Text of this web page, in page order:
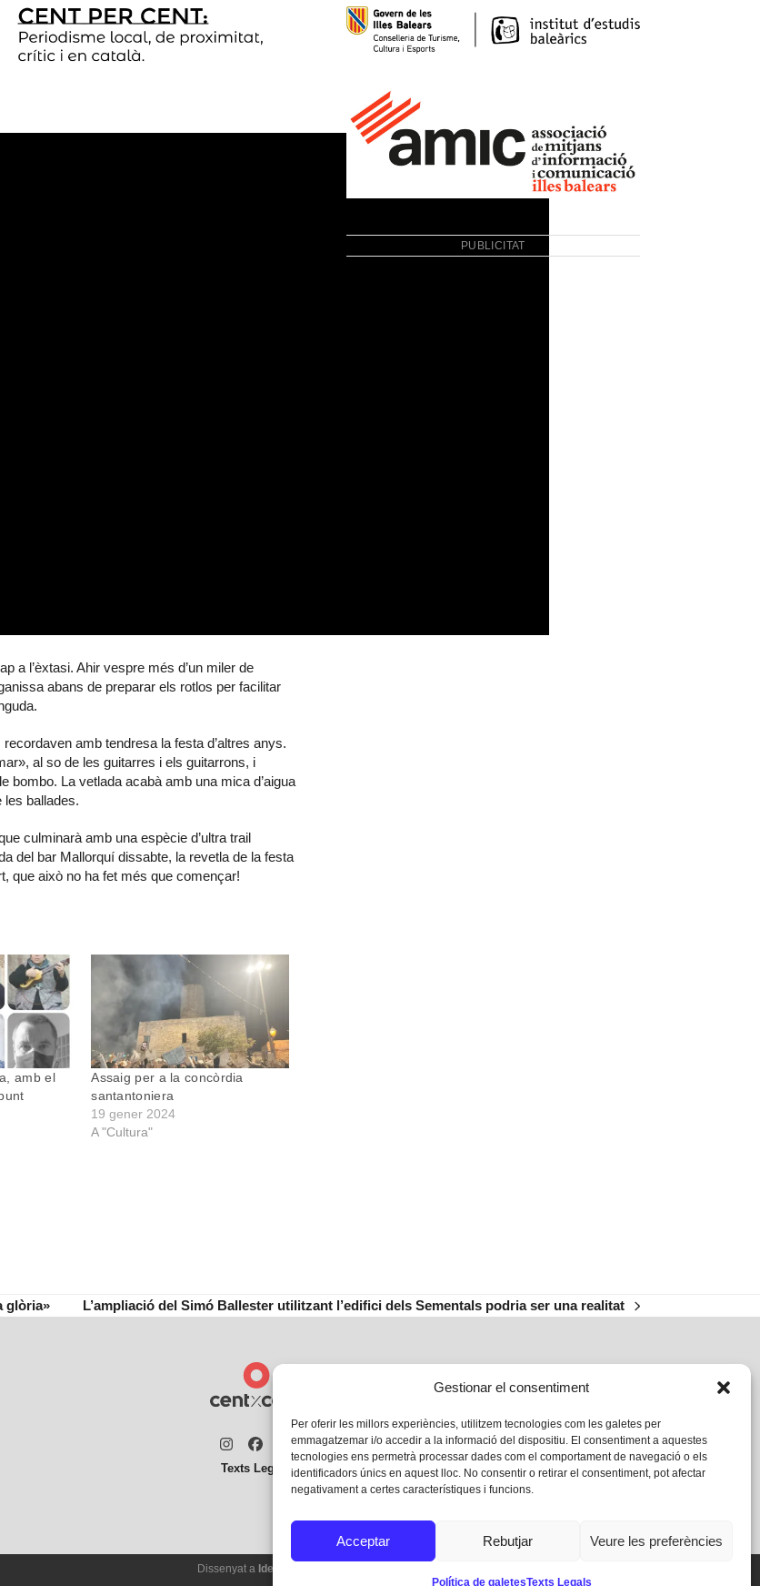
Gestionar el consentiment
Per oferir les millors experiències, utilitzem tecnologies com les galetes per
emmagatzemar i/o accedir a la informació del dispositiu. El consentiment a aquestes
tecnologies ens permetrà processar dades com el comportament de navegació o els
identificadors únics en aquest lloc. No consentir o retirar el consentiment, pot afectar
negativament a certes característiques i funcions.
Acceptar Rebutjar Veure les preferències
Política de galetesTexts Legals
a l’èxtasi. Ahir vespre més d’un miler de
abans de preparar els rotlos per facilitar
amb tendresa la festa d’altres anys.
al so de les guitarres i els guitarrons, i
bombo. La vetlada acabà amb una mica d’aigua
les ballades.
culminarà amb una espècie d’ultra trail
del bar Mallorquí dissabte, la revetla de la festa
que això no ha fet més que començar!
amb el
Assaig per a la concòrdia
santantoniera
19 gener 2024
A "Cultura"
PUBLICITAT
glòria»
next
L’ampliació del Simó Ballester utilitzant l’edifici dels Sementals podria ser una realitat
Instagram
Facebook
Twitter
Texts Legals
Dissenyat a Ideograma